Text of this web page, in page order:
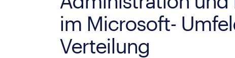
im Microsoft-
Verteilung